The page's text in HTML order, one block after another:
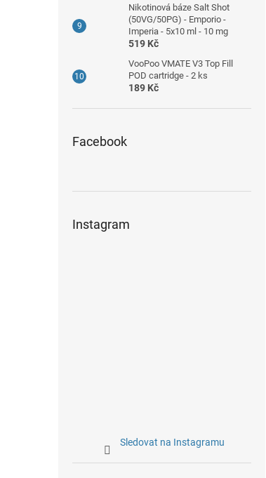
Nikotinová báze Salt Shot
(50VG/50PG) - Emporio -
Imperia - 5x10 ml - 10 mg
519 Kč
VooPoo VMATE V3 Top Fill
POD cartridge - 2 ks
189 Kč
Facebook
Instagram
Sledovat na Instagramu